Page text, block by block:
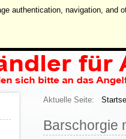
Aktuelle Seite:
Barschorgie
authentication, navigation, and